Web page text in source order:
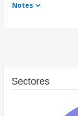
Notes
Sectores